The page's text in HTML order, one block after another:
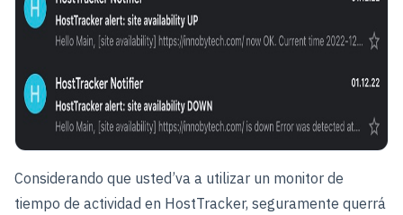
Considerando que usted’va a utilizar un monitor de
tiempo de actividad en HostTracker, seguramente querrá